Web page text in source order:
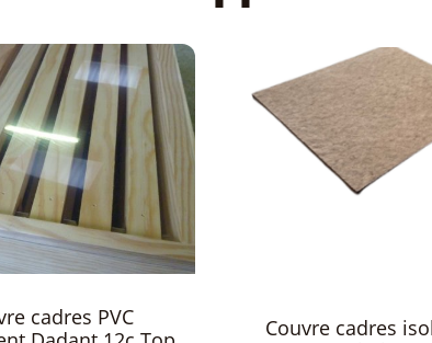
Couvre cadres isolant en
Plateau